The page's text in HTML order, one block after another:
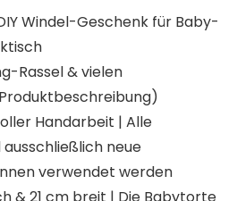
Windel-Geschenk für Baby-
Rassel & vielen
Handarbeit | Alle
neue
verwendet werden